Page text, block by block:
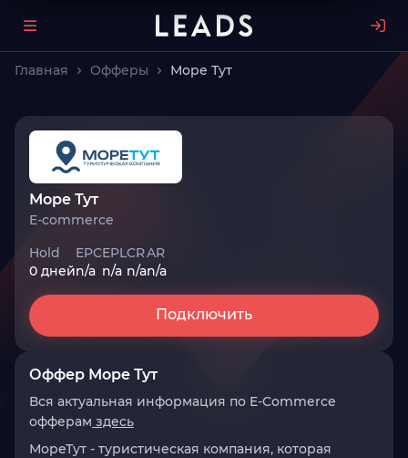
Главная Офферы Море Тут
Море Тут
E-commerce
Hold
0 дней
EPC
n/a
EPL
n/a
CR
n/a
AR
n/a
Подключить
Оффер Море Тут
Вся актуальная информация по E-Commerce
офферам здесь
МореТут - туристическая компания, которая